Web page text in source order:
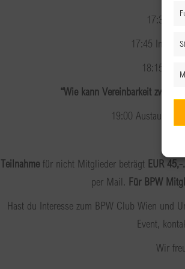
17:30
17:45
18:15
“Wie kann Vereinbarkeit
19:00 Austausch
Teilnahme für nicht Mitglieder beträgt EUR 45,-.
per Mail. Für BPW
Hast du Interesse zum BPW Club Wien und
Event,
Wir